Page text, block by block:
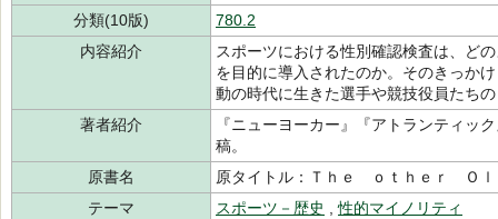
分類(10版)
780.2
内容紹介
スポーツにおける性別確認検査は、ど
を目的に導入されたのか。そのきっか
動の時代に生きた選手や競技役員たち
著者紹介
『ニューヨーカー』『アトランティッ
稿。
原書名
原タイトル：Ｔｈｅ ｏｔｈｅｒ Ｏｌ
テーマ
スポーツ－歴史 ,性的マイノリティ